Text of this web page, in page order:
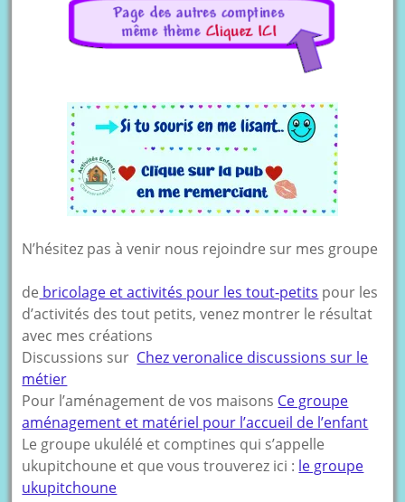
N’hésitez pas à venir nous rejoindre sur mes groupe
de bricolage et activités pour les tout-petits pour les
d’activités des tout petits, venez montrer le résultat
avec mes créations
Discussions sur Chez veronalice discussions sur le
métier
Pour l’aménagement de vos maisons Ce groupe
aménagement et matériel pour l’accueil de l’enfant
Le groupe ukulélé et comptines qui s’appelle
ukupitchoune et que vous trouverez ici : le groupe
ukupitchoune